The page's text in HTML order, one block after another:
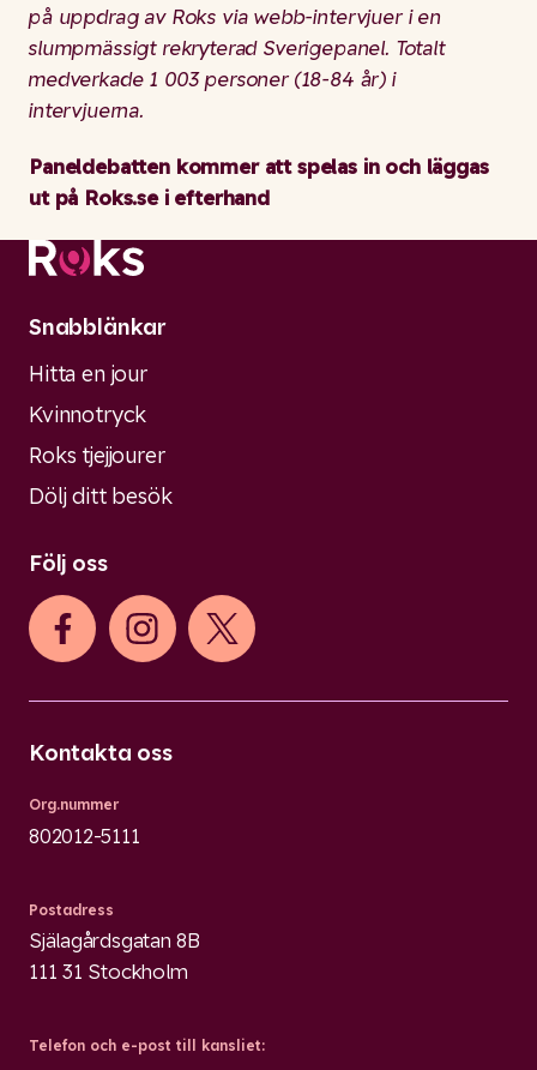
på uppdrag av Roks via webb-intervjuer i en
slumpmässigt rekryterad Sverigepanel. Totalt
medverkade 1 003 personer (18-84 år) i
intervjuerna.
Paneldebatten kommer att spelas in och läggas
ut på Roks.se i efterhand
Snabblänkar
Hitta en jour
Kvinnotryck
Roks tjejjourer
Dölj ditt besök
Följ oss
Kontakta oss
Org.nummer
802012-5111
Postadress
Själagårdsgatan 8B
111 31 Stockholm
Telefon och e-post till kansliet: